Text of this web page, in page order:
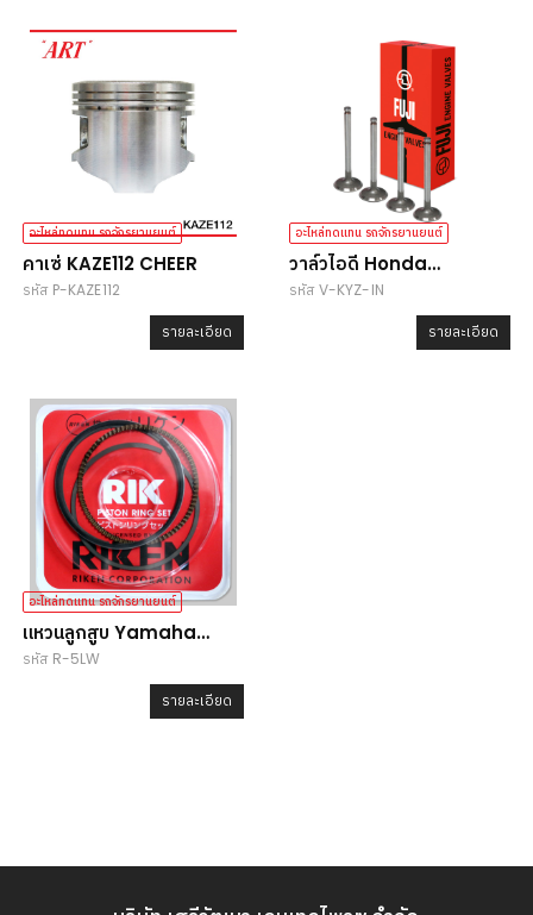
อะไหล่ทดแทน รถจักรยานยนต์
คาเซ่ KAZE112 CHEER
รหัส P-KAZE112
รายละเอียด
อะไหล่ทดแทน รถจักรยานยนต์
วาล์วไอดี Honda
Wave125i
รหัส V-KYZ-IN
รายละเอียด
อะไหล่ทดแทน รถจักรยานยนต์
แหวนลูกสูบ Yamaha
Mio,Fino,Nouvo
รหัส R-5LW
รายละเอียด